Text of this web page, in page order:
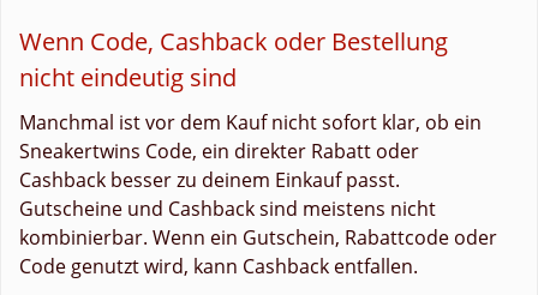
Wenn Code, Cashback oder Bestellung
nicht eindeutig sind
Manchmal ist vor dem Kauf nicht sofort klar, ob ein
Sneakertwins Code, ein direkter Rabatt oder
Cashback besser zu deinem Einkauf passt.
Gutscheine und Cashback sind meistens nicht
kombinierbar. Wenn ein Gutschein, Rabattcode oder
Code genutzt wird, kann Cashback entfallen.